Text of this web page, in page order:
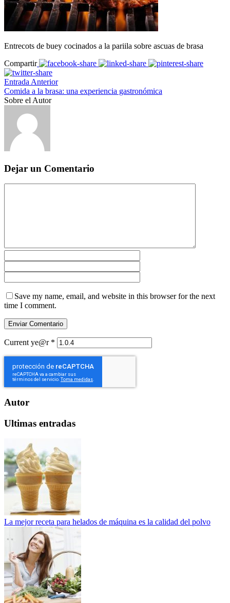
Entrecots de buey cocinados a la pariila sobre ascuas de brasa
Compartir
Entrada Anterior
Comida a la brasa: una experiencia gastronómica
Sobre el Autor
Dejar un Comentario
Save my name, email, and website in this browser for the next
time I comment.
Current ye@r *
Autor
Ultimas entradas
La mejor receta para helados de máquina es la calidad del polvo